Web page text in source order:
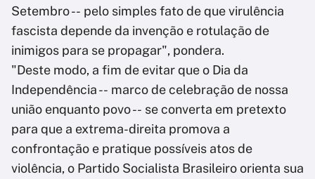
Setembro -- pelo simples fato de que virulência
fascista depende da invenção e rotulação de
inimigos para se propagar", pondera.
"Deste modo, a fim de evitar que o Dia da
Independência -- marco de celebração de nossa
união enquanto povo -- se converta em pretexto
para que a extrema-direita promova a
confrontação e pratique possíveis atos de
violência, o Partido Socialista Brasileiro orienta sua